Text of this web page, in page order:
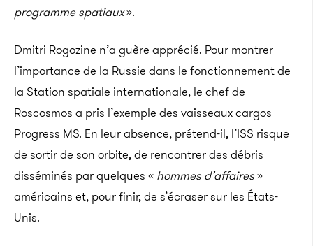
programme spatiaux».
Dmitri Rogozine n’a guère apprécié. Pour montrer
l’importance de la Russie dans le fonctionnement de
la Station spatiale internationale, le chef de
Roscosmos a pris l’exemple des vaisseaux cargos
Progress MS. En leur absence, prétend-il, l’ISS risque
de sortir de son orbite, de rencontrer des débris
disséminés par quelques « hommes d’affaires»
américains et, pour finir, de s’écraser sur les États-
Unis.